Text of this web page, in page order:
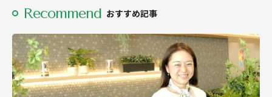
Recommend おすすめ記事